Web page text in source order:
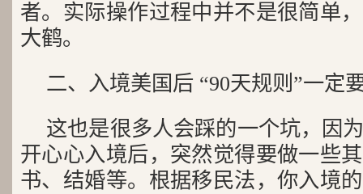
者。实际操作过程中并不是很简单
大鹤。
二、入境美国后 “90天规则”一定
这也是很多人会踩的一个坑，因
开心心入境后，突然觉得要做一些
书、结婚等。根据移民法，你入境